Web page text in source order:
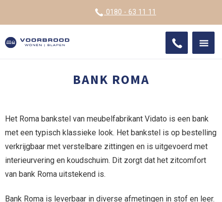
0180 - 63 11 11
BANK ROMA
Het Roma bankstel van meubelfabrikant Vidato is een bank
met een typisch klassieke look. Het bankstel is op bestelling
verkrijgbaar met verstelbare zittingen en is uitgevoerd met
interieurvering en koudschuim. Dit zorgt dat het zitcomfort
van bank Roma uitstekend is.
Bank Roma is leverbaar in diverse afmetingen in stof en leer.